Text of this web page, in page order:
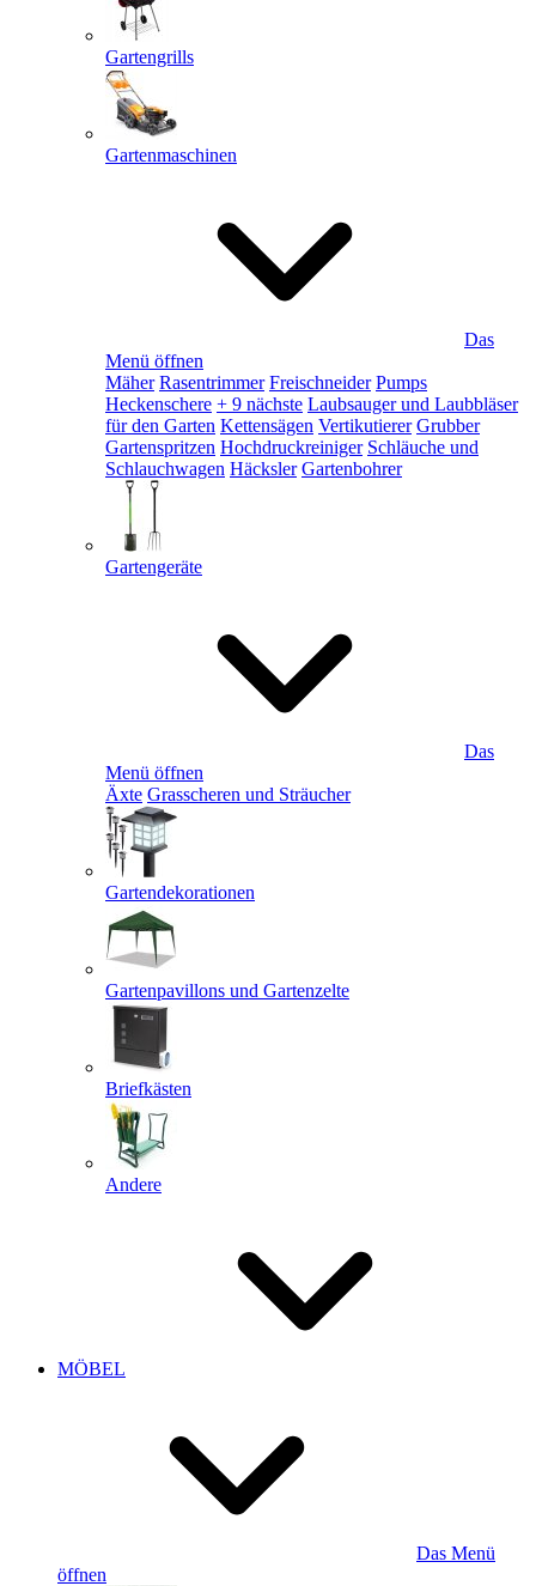
Gartengrills
Gartenmaschinen
Das
Menü öffnen
Mäher Rasentrimmer Freischneider Pumps
Heckenschere + 9 nächste Laubsauger und Laubbläser
für den Garten Kettensägen Vertikutierer Grubber
Gartenspritzen Hochdruckreiniger Schläuche und
Schlauchwagen Häcksler Gartenbohrer
Gartengeräte
Das
Menü öffnen
Äxte Grasscheren und Sträucher
Gartendekorationen
Gartenpavillons und Gartenzelte
Briefkästen
Andere
MÖBEL
Das Menü
öffnen